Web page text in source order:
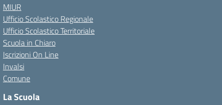
MIUR
Ufficio Scolastico Regionale
Ufficio Scolastico Territoriale
Scuola in Chiaro
Iscrizioni On Line
Invalsi
Comune
La Scuola